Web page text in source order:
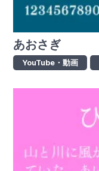
あおさぎ
YouTube・動画